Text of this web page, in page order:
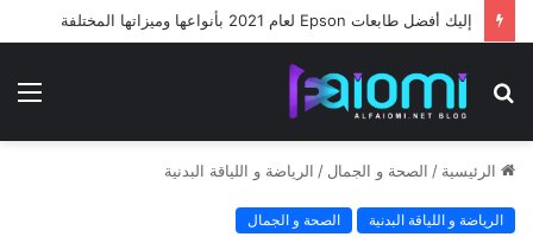
إليك أفضل طابعات Epson لعام 2021 بأنواعها وميزاتها المختلفة
الرئيسية / الصحة و الجمال / الرياضة و اللياقة البدنية
الرياضة و اللياقة البدنية الصحة و الجمال